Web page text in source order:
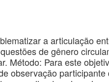
a articulação
de gênero
Método: Para este
observação